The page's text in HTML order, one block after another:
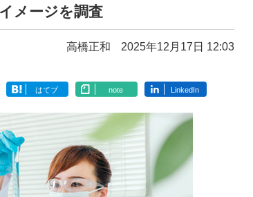
メージを調査
高橋正和 2025年12月17日 12:03
はてブ note LinkedIn